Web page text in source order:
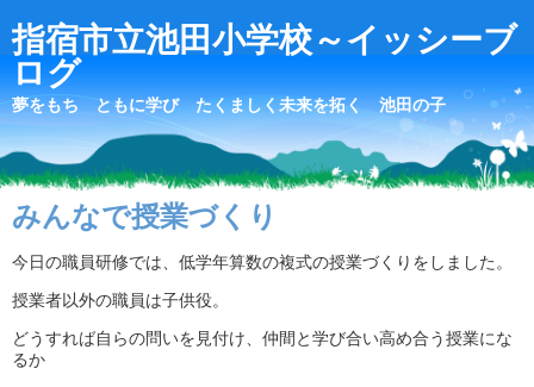
指宿市立池田小学校～イッシーブ
ログ
夢をもち ともに学び たくましく未来を拓く 池田の子
みんなで授業づくり
今日の職員研修では、低学年算数の複式の授業づくりをしました。
授業者以外の職員は子供役。
どうすれば自らの問いを見付け、仲間と学び合い高め合う授業にな
るか